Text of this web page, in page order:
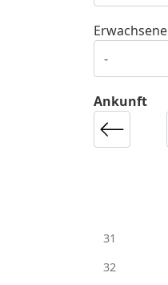
Ankunft
31
32
Erwachsene